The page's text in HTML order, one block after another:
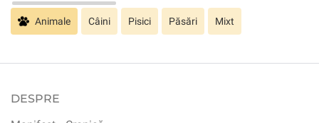
Animale Câini Pisici Păsări Mixt
DESPRE